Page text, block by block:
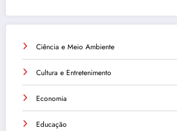
Ciência e Meio Ambiente
Cultura e Entretenimento
Economia
Educação